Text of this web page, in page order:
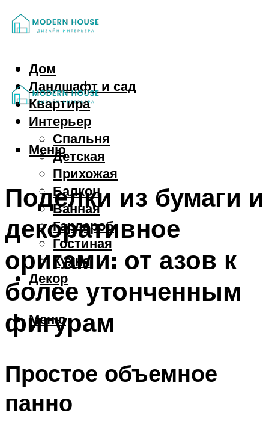
Дом
Ландшафт и сад
Квартира
Интерьер
Спальня
Детская
Прихожая
Балкон
Ванная
Гардероб
Гостиная
Кухня
Декор
Меню
Меню
Поделки из бумаги и
декоративное
оригами: от азов к
более утонченным
фигурам
Простое объемное
панно